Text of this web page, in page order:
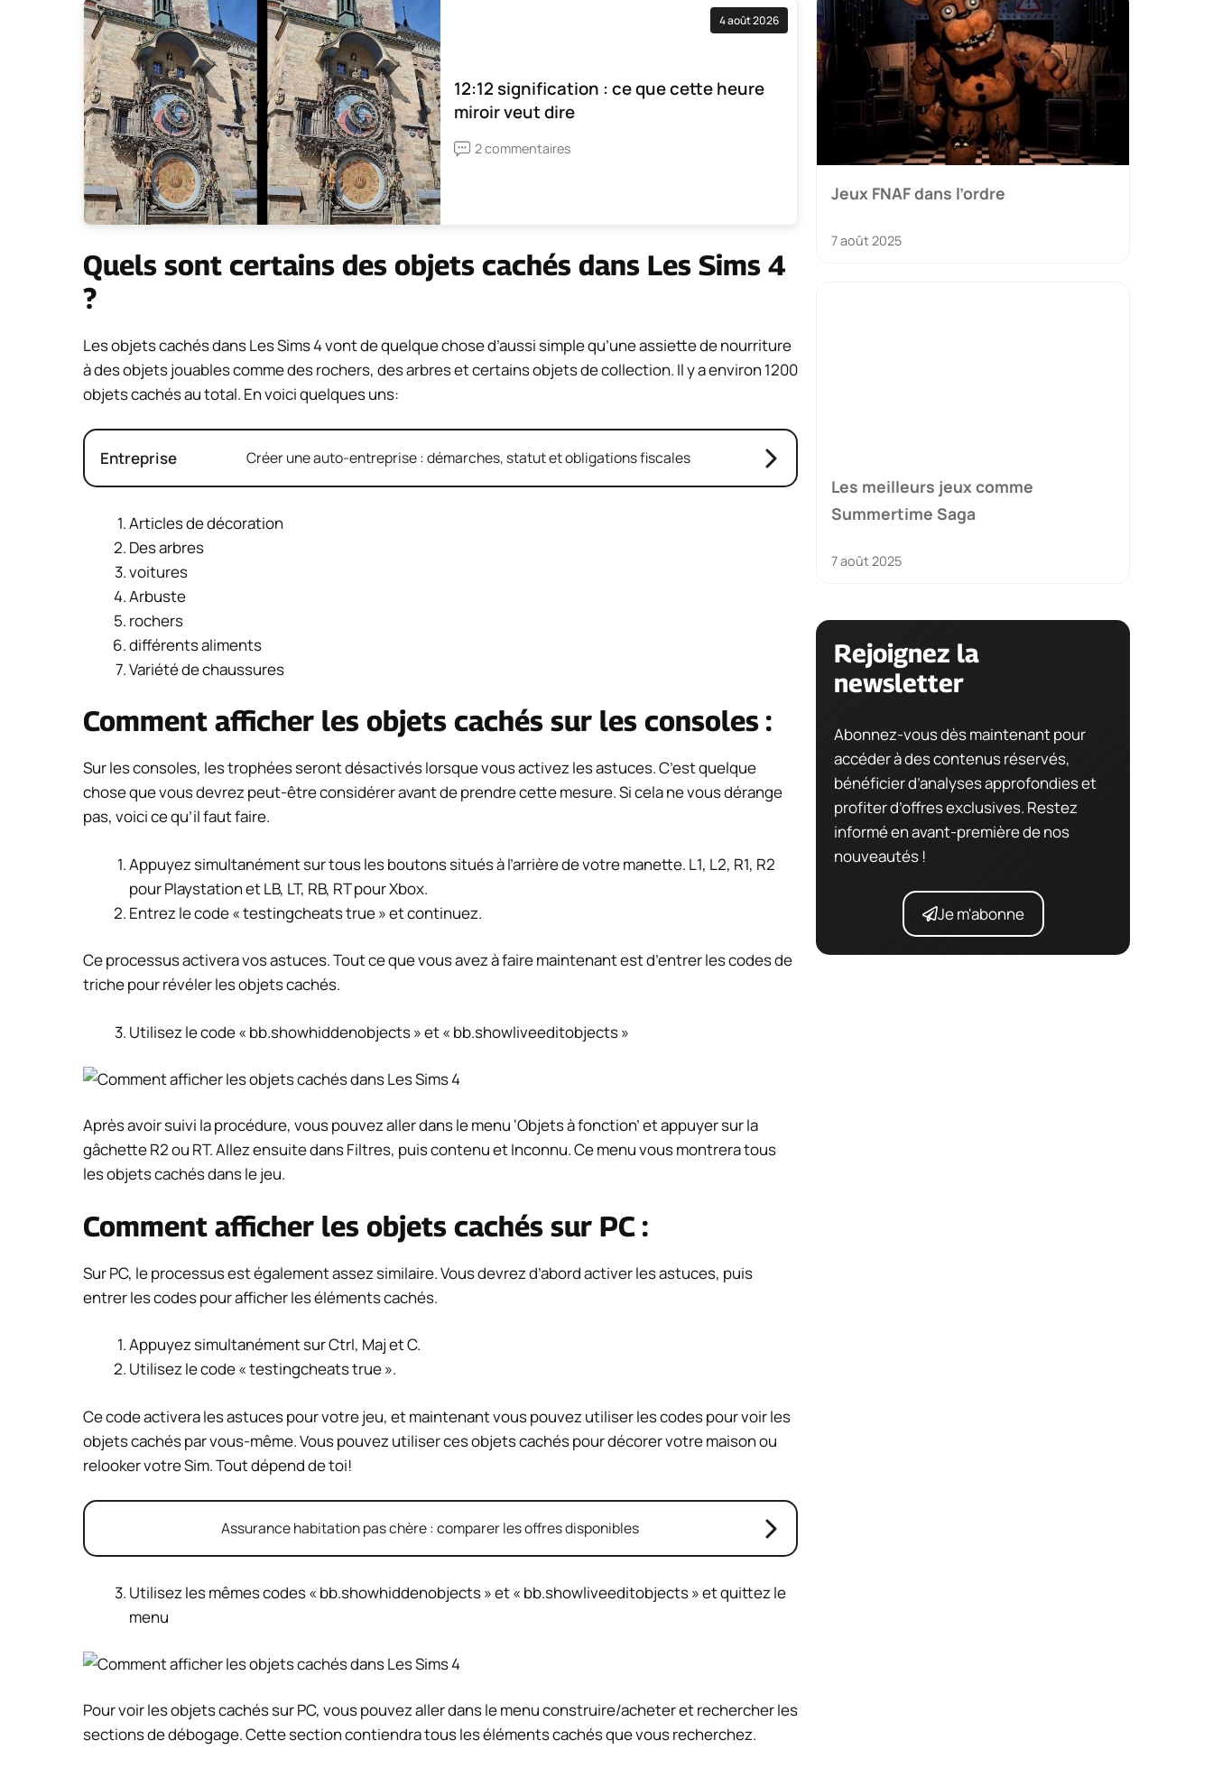
4 août 2026
12:12 signification : ce que cette heure
miroir veut dire
2 commentaires
Quels sont certains des objets cachés dans Les Sims 4
?
Les objets cachés dans Les Sims 4 vont de quelque chose d’aussi simple qu’une assiette de nourriture
à des objets jouables comme des rochers, des arbres et certains objets de collection. Il y a environ 1200
objets cachés au total. En voici quelques uns:
Entreprise Créer une auto-entreprise : démarches, statut et obligations fiscales
Articles de décoration
Des arbres
voitures
Arbuste
rochers
différents aliments
Variété de chaussures
Comment afficher les objets cachés sur les consoles :
Sur les consoles, les trophées seront désactivés lorsque vous activez les astuces. C’est quelque
chose que vous devrez peut-être considérer avant de prendre cette mesure. Si cela ne vous dérange
pas, voici ce qu’il faut faire.
Appuyez simultanément sur tous les boutons situés à l’arrière de votre manette. L1, L2, R1, R2
pour Playstation et LB, LT, RB, RT pour Xbox.
Entrez le code « testingcheats true » et continuez.
Ce processus activera vos astuces. Tout ce que vous avez à faire maintenant est d’entrer les codes de
triche pour révéler les objets cachés.
Utilisez le code « bb.showhiddenobjects » et « bb.showliveeditobjects »
Après avoir suivi la procédure, vous pouvez aller dans le menu ‘Objets à fonction’ et appuyer sur la
gâchette R2 ou RT. Allez ensuite dans Filtres, puis contenu et Inconnu. Ce menu vous montrera tous
les objets cachés dans le jeu.
Comment afficher les objets cachés sur PC :
Sur PC, le processus est également assez similaire. Vous devrez d’abord activer les astuces, puis
entrer les codes pour afficher les éléments cachés.
Appuyez simultanément sur Ctrl, Maj et C.
Utilisez le code « testingcheats true ».
Ce code activera les astuces pour votre jeu, et maintenant vous pouvez utiliser les codes pour voir les
objets cachés par vous-même. Vous pouvez utiliser ces objets cachés pour décorer votre maison ou
relooker votre Sim. Tout dépend de toi!
Assurance habitation pas chère : comparer les offres disponibles
Utilisez les mêmes codes « bb.showhiddenobjects » et « bb.showliveeditobjects » et quittez le
menu
Pour voir les objets cachés sur PC, vous pouvez aller dans le menu construire/acheter et rechercher les
sections de débogage. Cette section contiendra tous les éléments cachés que vous recherchez.
Jeux FNAF dans l’ordre
7 août 2025
Les meilleurs jeux comme
Summertime Saga
7 août 2025
Rejoignez la
newsletter
Abonnez-vous dès maintenant pour
accéder à des contenus réservés,
bénéficier d’analyses approfondies et
profiter d’offres exclusives. Restez
informé en avant-première de nos
nouveautés !
Je m'abonne